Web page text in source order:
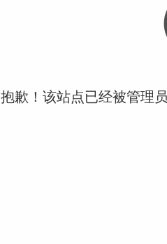
抱歉！该站点已经被管理